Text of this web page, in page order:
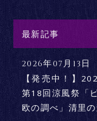
最新記事
2026年07月13日
【発売中！】
第18回涼風祭「
欧の調べ」清里